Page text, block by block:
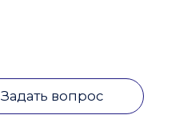
Задать вопрос